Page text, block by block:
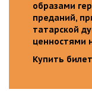
образами
преданий,
татарской
ценностями
Купить билет